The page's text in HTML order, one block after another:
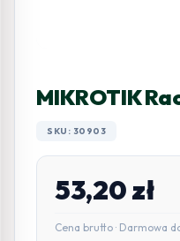
MIKROTIK
SKU: 30903
53,20zł
Cena brutto · Darmowa